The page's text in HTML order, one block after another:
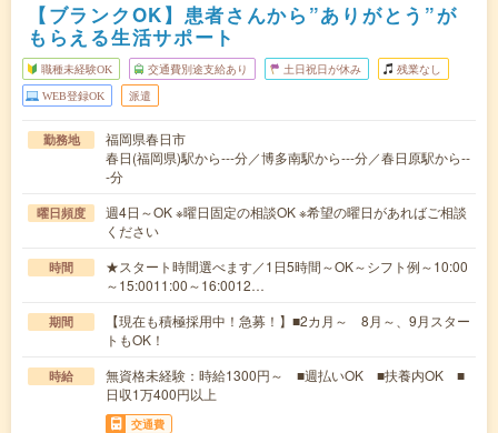
【ブランクOK】患者さんから”ありがとう”が
もらえる生活サポート
職種未経験OK 交通費別途支給あり 土日祝日が休み 残業なし
WEB登録OK 派遣
勤務地
福岡県春日市
春日(福岡県)駅から---分／博多南駅から---分／春日原駅から--
-分
曜日頻度
週4日～OK ※曜日固定の相談OK ※希望の曜日があればご相談
ください
時間
★スタート時間選べます／1日5時間～OK～シフト例～10:00
～15:0011:00～16:0012…
期間
【現在も積極採用中！急募！】■2カ月～ 8月～、9月スター
トもOK！
時給
無資格未経験：時給1300円～ ■週払いOK ■扶養内OK ■
日収1万400円以上
交通費